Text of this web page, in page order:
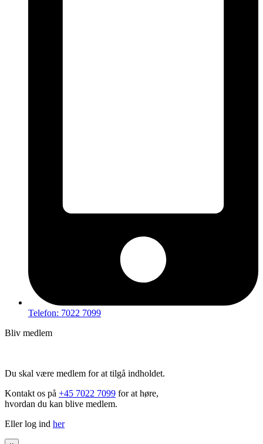
Telefon: 7022 7099
Bliv medlem
Du skal være medlem for at tilgå indholdet.
Kontakt os på +45 7022 7099 for at høre,
hvordan du kan blive medlem.
Eller log ind her